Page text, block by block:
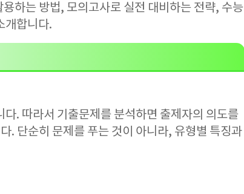
하는 방법, 모의고사로 실전 대비하는 전략, 수능
개합니다.
. 따라서 기출문제를 분석하면 출제자의 의도를
. 단순히 문제를 푸는 것이 아니라, 유형별 특징과